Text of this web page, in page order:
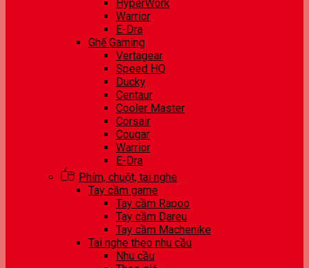
HyperWork
Warrior
E-Dra
Ghế Gaming
Vertagear
Speed HQ
Ducky
Centaur
Cooler Master
Corsair
Cougar
Warrior
E-Dra
Phím, chuột, tai nghe
Tay cầm game
Tay cầm Rapoo
Tay cầm Dareu
Tay cầm Machenike
Tai nghe theo nhu cầu
Nhu cầu